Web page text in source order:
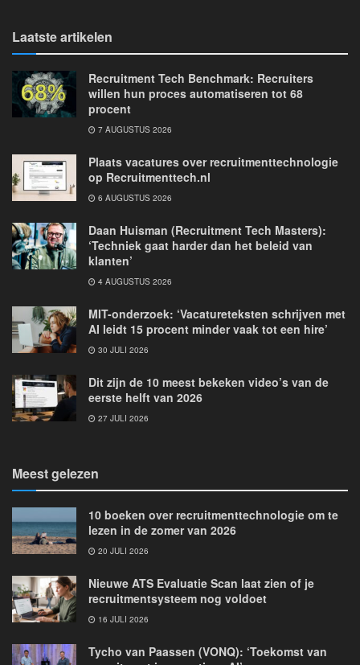
Laatste artikelen
Recruitment Tech Benchmark: Recruiters
willen hun proces automatiseren tot 68
procent
7 AUGUSTUS 2026
Plaats vacatures over recruitmenttechnologie
op Recruitmenttech.nl
6 AUGUSTUS 2026
Daan Huisman (Recruitment Tech Masters):
‘Techniek gaat harder dan het beleid van
klanten’
4 AUGUSTUS 2026
MIT-onderzoek: ‘Vacatureteksten schrijven met
AI leidt 15 procent minder vaak tot een hire’
30 JULI 2026
Dit zijn de 10 meest bekeken video’s van de
eerste helft van 2026
27 JULI 2026
Meest gelezen
10 boeken over recruitmenttechnologie om te
lezen in de zomer van 2026
20 JULI 2026
Nieuwe ATS Evaluatie Scan laat zien of je
recruitmentsysteem nog voldoet
16 JULI 2026
Tycho van Paassen (VONQ): ‘Toekomst van